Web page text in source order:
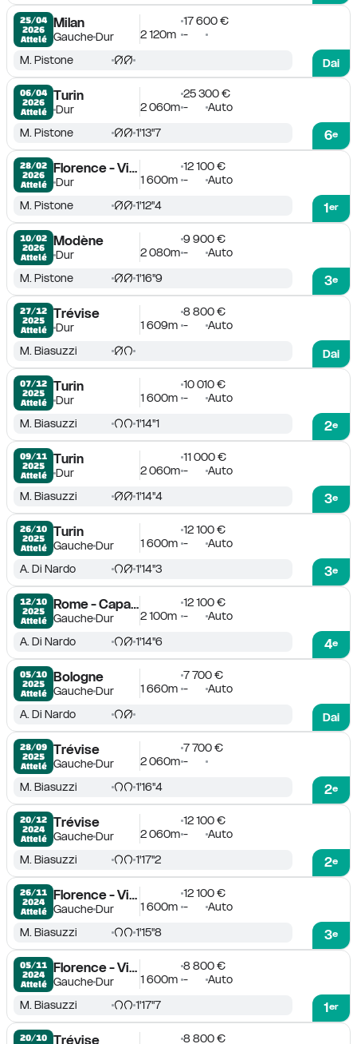
25/04
2026
Attelé
Milan
GaucheDur
17 600 €
2 120m -
Dai
M. Pistone
06/04
2026
Attelé
Turin
Dur
25 300 €
2 060m - Auto
6e
M. Pistone 1'13''7
28/02
2026
Attelé
Florence - Visorno
Dur
12 100 €
1 600m - Auto
1er
M. Pistone 1'12''4
10/02
2026
Attelé
Modène
Dur
9 900 €
2 080m - Auto
3e
M. Pistone 1'16''9
27/12
2025
Attelé
Trévise
Dur
8 800 €
1 609m -
Auto
Dai
M. Biasuzzi
07/12
2025
Attelé
Turin
Dur
10 010 €
1 600m - Auto
2e
M. Biasuzzi 1'14''1
09/11
2025
Attelé
Turin
Dur
11 000 €
2 060m - Auto
3e
M. Biasuzzi 1'14''4
26/10
2025
Attelé
Turin
GaucheDur
12 100 €
1 600m - Auto
3e
A. Di Nardo 1'14''3
12/10
2025
Attelé
Rome - Capannelle
GaucheDur
12 100 €
2 100m - Auto
4e
A. Di Nardo 1'14''6
05/10
2025
Attelé
Bologne
GaucheDur
7 700 €
1 660m -
Auto
Dai
A. Di Nardo
28/09
2025
Attelé
Trévise
GaucheDur
7 700 €
2 060m -
2e
M. Biasuzzi 1'16''4
20/12
2024
Attelé
Trévise
GaucheDur
12 100 €
2 060m - Auto
2e
M. Biasuzzi 1'17''2
26/11
2024
Attelé
Florence - Visorno
GaucheDur
12 100 €
1 600m - Auto
3e
M. Biasuzzi 1'15''8
05/11
2024
Attelé
Florence - Visorno
GaucheDur
8 800 €
1 600m - Auto
1er
M. Biasuzzi 1'17''7
20/10
Trévise 8 800 €